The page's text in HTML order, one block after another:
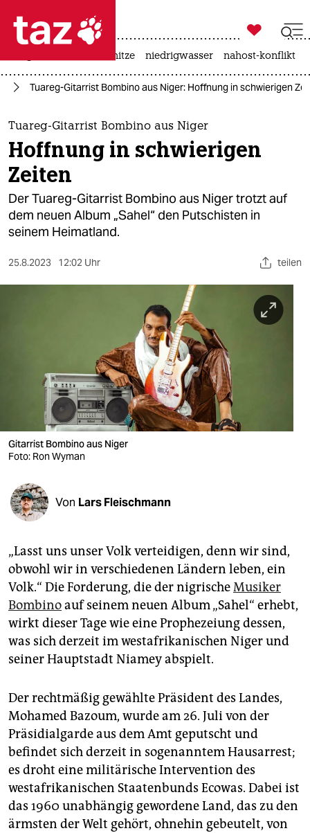
 taz zahl ich
taz zahl ich
themen
politik
öko
gesellschaft
sport
wahrheit
verlag
verlag
veranstaltungen
shop
fragen & hilfe
abo
genossenschaft
epaper login

taz zahl ich
hitze niedrigwasser nahost-konflikt
Tuareg-Gitarrist Bombino aus Niger: Hoffnung in schwierigen
Tuareg-Gitarrist Bombino aus Niger
Hoffnung in schwierigen
Zeiten
Der Tuareg-Gitarrist Bombino aus Niger trotzt auf
dem neuen Album „Sahel“ den Putschisten in
seinem Heimatland.
25.8.2023 12:02 Uhr teilen
Gitarrist Bombino aus Niger
Foto: Ron Wyman
Von Lars Fleischmann
„Lasst uns unser Volk verteidigen, denn wir sind,
obwohl wir in verschiedenen Ländern leben, ein
Volk.“ Die Forderung, die der nigrischeMusiker
Bombinoauf seinem neuen Album „Sahel“ erhebt,
wirkt dieser Tage wie eine Prophezeiung dessen,
was sich derzeit im westafrikanischen Niger und
seiner Hauptstadt Niamey abspielt.
Der rechtmäßig gewählte Präsident des Landes,
Mohamed Bazoum, wurde am 26. Juli von der
Präsidialgarde aus dem Amt geputscht und
befindet sich derzeit in sogenanntem Hausarrest;
es droht eine militärische Intervention des
westafrikanischen Staatenbunds Ecowas. Dabei ist
das 1960 unabhängig gewordene Land, das zu den
ärmsten der Welt gehört, ohnehin gebeutelt, von